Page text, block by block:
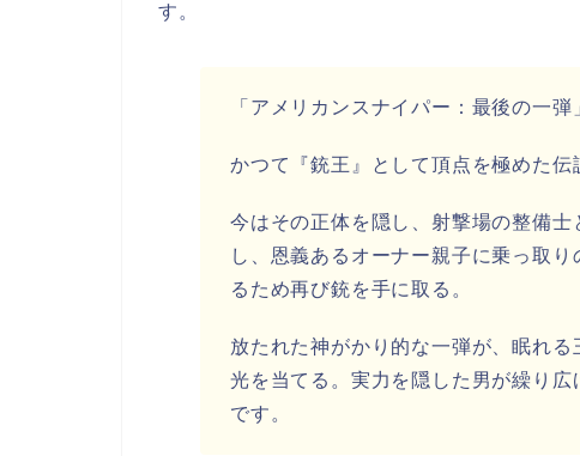
す。
「アメリカンスナイパー：最後の一
かつて『銃王』として頂点を極めた伝
今はその正体を隠し、射撃場の整備
し、恩義あるオーナー親子に乗っ取
るため再び銃を手に取る。
放たれた神がかり的な一弾が、眠れ
光を当てる。実力を隠した男が繰り
です。